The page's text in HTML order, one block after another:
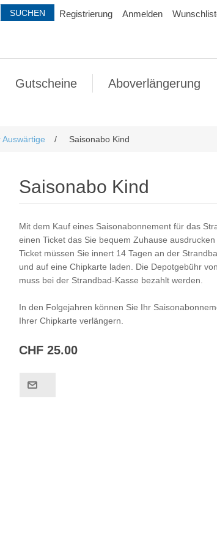
Registrierung Anmelden
Gutscheine Aboverlängerung
/ Saisonabo Kind
Saisonabo Kind
Mit dem Kauf eines Saisonabonnement für das
einen Ticket das Sie bequem Zuhause
Ticket müssen Sie innert 14 Tagen an der
und auf eine Chipkarte laden. Die Depotgebühr
muss bei der Strandbad-Kasse bezahlt werden.
In den Folgejahren können Sie Ihr
Ihrer Chipkarte verlängern.
CHF 25.00